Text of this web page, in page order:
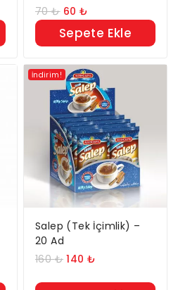
70₺ 60₺
Sepete Ekle
İndirim!
Salep (Tek İçimlik) –
20 Ad
160₺ 140₺